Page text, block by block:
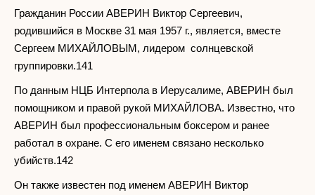
Гражданин России АВЕРИН Виктор Сергеевич,
родившийся в Москве 31 мая 1957 г., является, вместе
Сергеем МИХАЙЛОВЫМ, лидером солнцевской
группировки.141
По данным НЦБ Интерпола в Иерусалиме, АВЕРИН был
помощником и правой рукой МИХАЙЛОВА. Известно, что
АВЕРИН был профессиональным боксером и ранее
работал в охране. С его именем связано несколько
убийств.142
Он также известен под именем АВЕРИН Виктор